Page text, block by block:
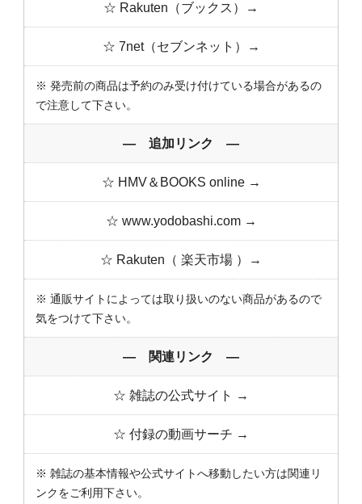
☆ Rakuten（ブックス）→
☆ 7net（セブンネット）→
※ 発売前の商品は予約のみ受け付けている場合があるの
で注意して下さい。
― 追加リンク ―
☆ HMV＆BOOKS online →
☆ www.yodobashi.com →
☆ Rakuten（ 楽天市場 ）→
※ 通販サイトによっては取り扱いのない商品があるので
気をつけて下さい。
― 関連リンク ―
☆ 雑誌の公式サイト →
☆ 付録の動画サーチ →
※ 雑誌の基本情報や公式サイトへ移動したい方は関連リ
ンクをご利用下さい。